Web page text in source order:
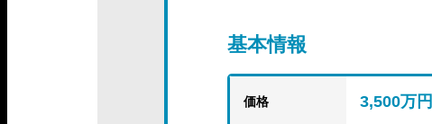
基本情報
価格 3,500万円